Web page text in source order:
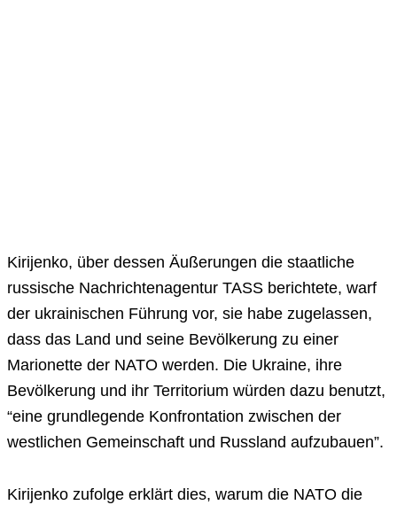
Kirijenko, über dessen Äußerungen die staatliche
russische Nachrichtenagentur TASS berichtete, warf
der ukrainischen Führung vor, sie habe zugelassen,
dass das Land und seine Bevölkerung zu einer
Marionette der NATO werden. Die Ukraine, ihre
Bevölkerung und ihr Territorium würden dazu benutzt,
“eine grundlegende Konfrontation zwischen der
westlichen Gemeinschaft und Russland aufzubauen”.
Kirijenko zufolge erklärt dies, warum die NATO die